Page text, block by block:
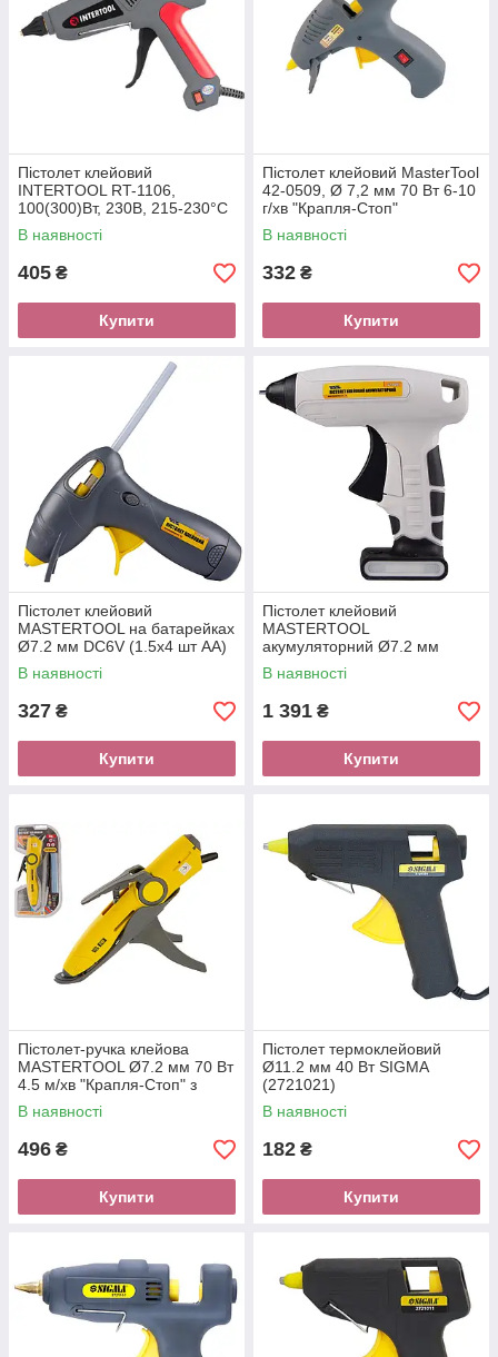
Пістолет клейовий
INTERTOOL RT-1106,
100(300)Вт, 230В, 215-230°C
під стрижні 10.8-11.5 мм, 13-
30 м/хв., вимикачі
В наявності
405 ₴
Купити
Пістолет клейовий MasterTool
42-0509, Ø 7,2 мм 70 Вт 6-10
г/хв "Крапля-Стоп"
В наявності
332 ₴
Купити
Пістолет клейовий
MASTERTOOL на батарейках
Ø7.2 мм DC6V (1.5х4 шт AA)
42-0400
В наявності
327 ₴
Купити
Пістолет клейовий
MASTERTOOL
акумуляторний Ø7.2 мм
DC3.7V 1300mAh "Крапля-
Стоп" 42-0401
В наявності
1 391 ₴
Купити
Пістолет-ручка клейова
MASTERTOOL Ø7.2 мм 70 Вт
4.5 м/хв "Крапля-Стоп" з
LED-індикатором 42-0516
В наявності
496 ₴
Купити
Пістолет термоклейовий
Ø11.2 мм 40 Вт SIGMA
(2721021)
В наявності
182 ₴
Купити